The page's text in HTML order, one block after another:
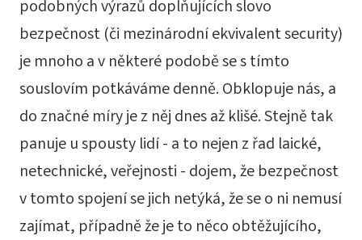
podobných výrazů doplňujících slovo
bezpečnost (či mezinárodní ekvivalent security)
je mnoho a v některé podobě se s tímto
souslovím potkáváme denně. Obklopuje nás, a
do značné míry je z něj dnes až klišé. Stejně tak
panuje u spousty lidí - a to nejen z řad laické,
netechnické, veřejnosti - dojem, že bezpečnost
v tomto spojení se jich netýká, že se o ni nemusí
zajímat, případně že je to něco obtěžujícího,